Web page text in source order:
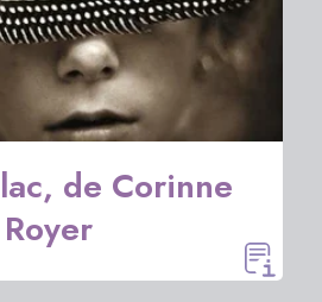
de Corinne
Royer